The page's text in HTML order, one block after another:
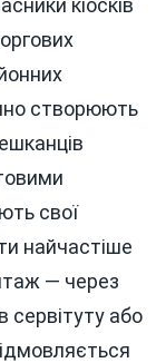
створюють
свої
найчастіше
— через
сервітуту або